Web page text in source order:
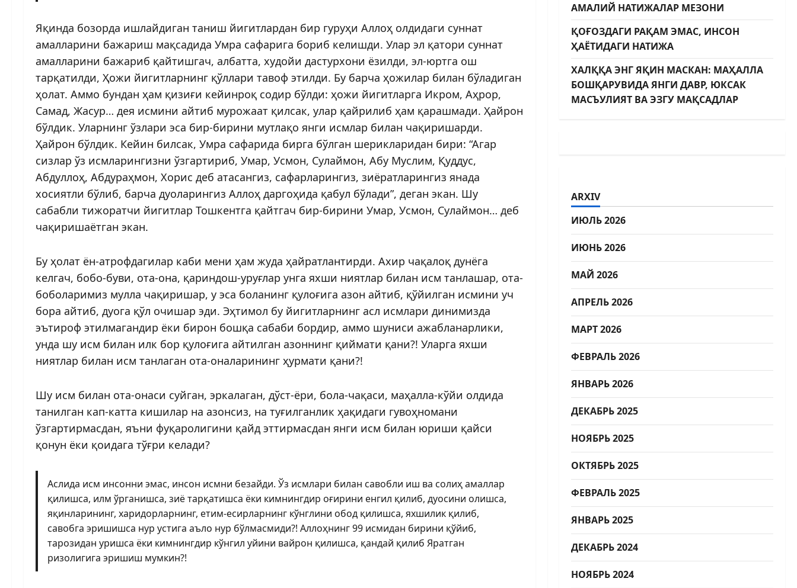
Яқинда бозорда ишлайдиган таниш йигитлардан бир гуруҳи Аллоҳ олдидаги суннат
амалларини бажариш мақсадида Умра сафарига бориб келишди. Улар эл қатори суннат
амалларини бажариб қайтишгач, албатта, худойи дастурхони ёзилди, эл-юртга ош
тарқатилди, Ҳожи йигитларнинг қўллари тавоф этилди. Бу барча ҳожилар билан бўладиган
ҳолат. Аммо бундан ҳам қизиғи кейинроқ содир бўлди: ҳожи йигитларга Икром, Аҳрор,
Самад, Жасур… дея исмини айтиб мурожаат қилсак, улар қайрилиб ҳам қарашмади. Ҳайрон
бўлдик. Уларнинг ўзлари эса бир-бирини мутлақо янги исмлар билан чақиришарди.
Ҳайрон бўлдик. Кейин билсак, Умра сафарида бирга бўлган шерикларидан бири: “Агар
сизлар ўз исмларингизни ўзгартириб, Умар, Усмон, Сулаймон, Абу Муслим, Қуддус,
Абдуллоҳ, Абдураҳмон, Хорис деб атасангиз, сафарларингиз, зиёратларингиз янада
хосиятли бўлиб, барча дуоларингиз Аллоҳ даргоҳида қабул бўлади”, деган экан. Шу
сабабли тижоратчи йигитлар Тошкентга қайтгач бир-бирини Умар, Усмон, Сулаймон… деб
чақиришаётган экан.
Бу ҳолат ён-атрофдагилар каби мени ҳам жуда ҳайратлантирди. Ахир чақалоқ дунёга
келгач, бобо-буви, ота-она, қариндош-уруғ­лар унга яхши ниятлар билан исм танлашар, ота-
боболаримиз мулла чақиришар, у эса боланинг қулоғига азон айтиб, қўйилган исмини уч
бора айтиб, дуога қўл очишар эди. Эҳтимол бу йигитларнинг асл исмлари динимизда
эътироф этилмагандир ёки бирон бошқа сабаби бордир, аммо шуниси ажабланарлики,
унда шу исм билан илк бор қулоғига айтилган азоннинг қиймати қани?! Уларга яхши
ниятлар билан исм танлаган ота-оналарининг ҳурмати қани?!
Шу исм билан ота-онаси суйган, эркалаган, дўст-ёри, бола-чақаси, маҳалла-кўйи олдида
танилган кап-катта кишилар на азонсиз, на туғилганлик ҳақидаги гувоҳномани
ўзгартирмасдан, яъни фуқаролигини қайд эттирмасдан янги исм билан юриши қайси
қонун ёки қоидага тўғри келади?
Аслида исм инсонни эмас, инсон исмни безайди. Ўз исмлари билан савобли иш ва солиҳ амаллар
қилишса, илм ўрганишса, зиё тарқатишса ёки кимнингдир оғирини енгил қилиб, дуосини олишса,
яқинларининг, харидорларнинг, етим-есирларнинг кўнг­лини обод қилишса, яхшилик қилиб,
савобга эришишса нур устига аъло нур бўлмасмиди?! Аллоҳнинг 99 исмидан бирини қўйиб,
тарозидан уришса ёки кимнингдир кўнгил уйини вайрон қилишса, қандай қилиб Яратган
ризолигига эришиш мумкин?!
АМАЛИЙ НАТИЖАЛАР МЕЗОНИ
ҚОҒОЗДАГИ РАҚАМ ЭМАС, ИНСОН
ҲАЁТИДАГИ НАТИЖА
ХАЛҚҚА ЭНГ ЯҚИН МАСКАН: МАҲАЛЛА
БОШҚАРУВИДА ЯНГИ ДАВР, ЮКСАК
МАСЪУЛИЯТ ВА ЭЗГУ МАҚСАДЛАР
ARXIV
ИЮЛЬ 2026
ИЮНЬ 2026
МАЙ 2026
АПРЕЛЬ 2026
МАРТ 2026
ФЕВРАЛЬ 2026
ЯНВАРЬ 2026
ДЕКАБРЬ 2025
НОЯБРЬ 2025
ОКТЯБРЬ 2025
ФЕВРАЛЬ 2025
ЯНВАРЬ 2025
ДЕКАБРЬ 2024
НОЯБРЬ 2024